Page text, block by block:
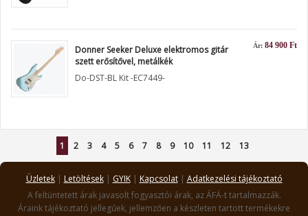
Ár: 84 900 Ft
Donner Seeker Deluxe elektromos gitár
szett erősítővel, metálkék
Do-DST-BL Kit -EC7449-
1 2 3 4 5 6 7 8 9 10 11 12 13
Üzletek| Letöltések| GYIK| Kapcsolat| Adatkezelési tájékoztató
A feltüntetett árak javasolt fogyasztói árak, az ÁFÁ-t tartalmazzák.
Áraink tájékoztató jellegűek, jellemzően a készleten tartott termékekre